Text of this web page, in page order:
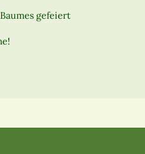
gefeiert